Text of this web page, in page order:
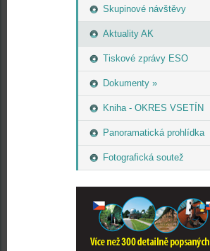
Skupinové návštěvy
Aktuality AK
Tiskové zprávy ESO
Dokumenty »
Kniha - OKRES VSETÍN
Panoramatická prohlídka
Fotografická soutež